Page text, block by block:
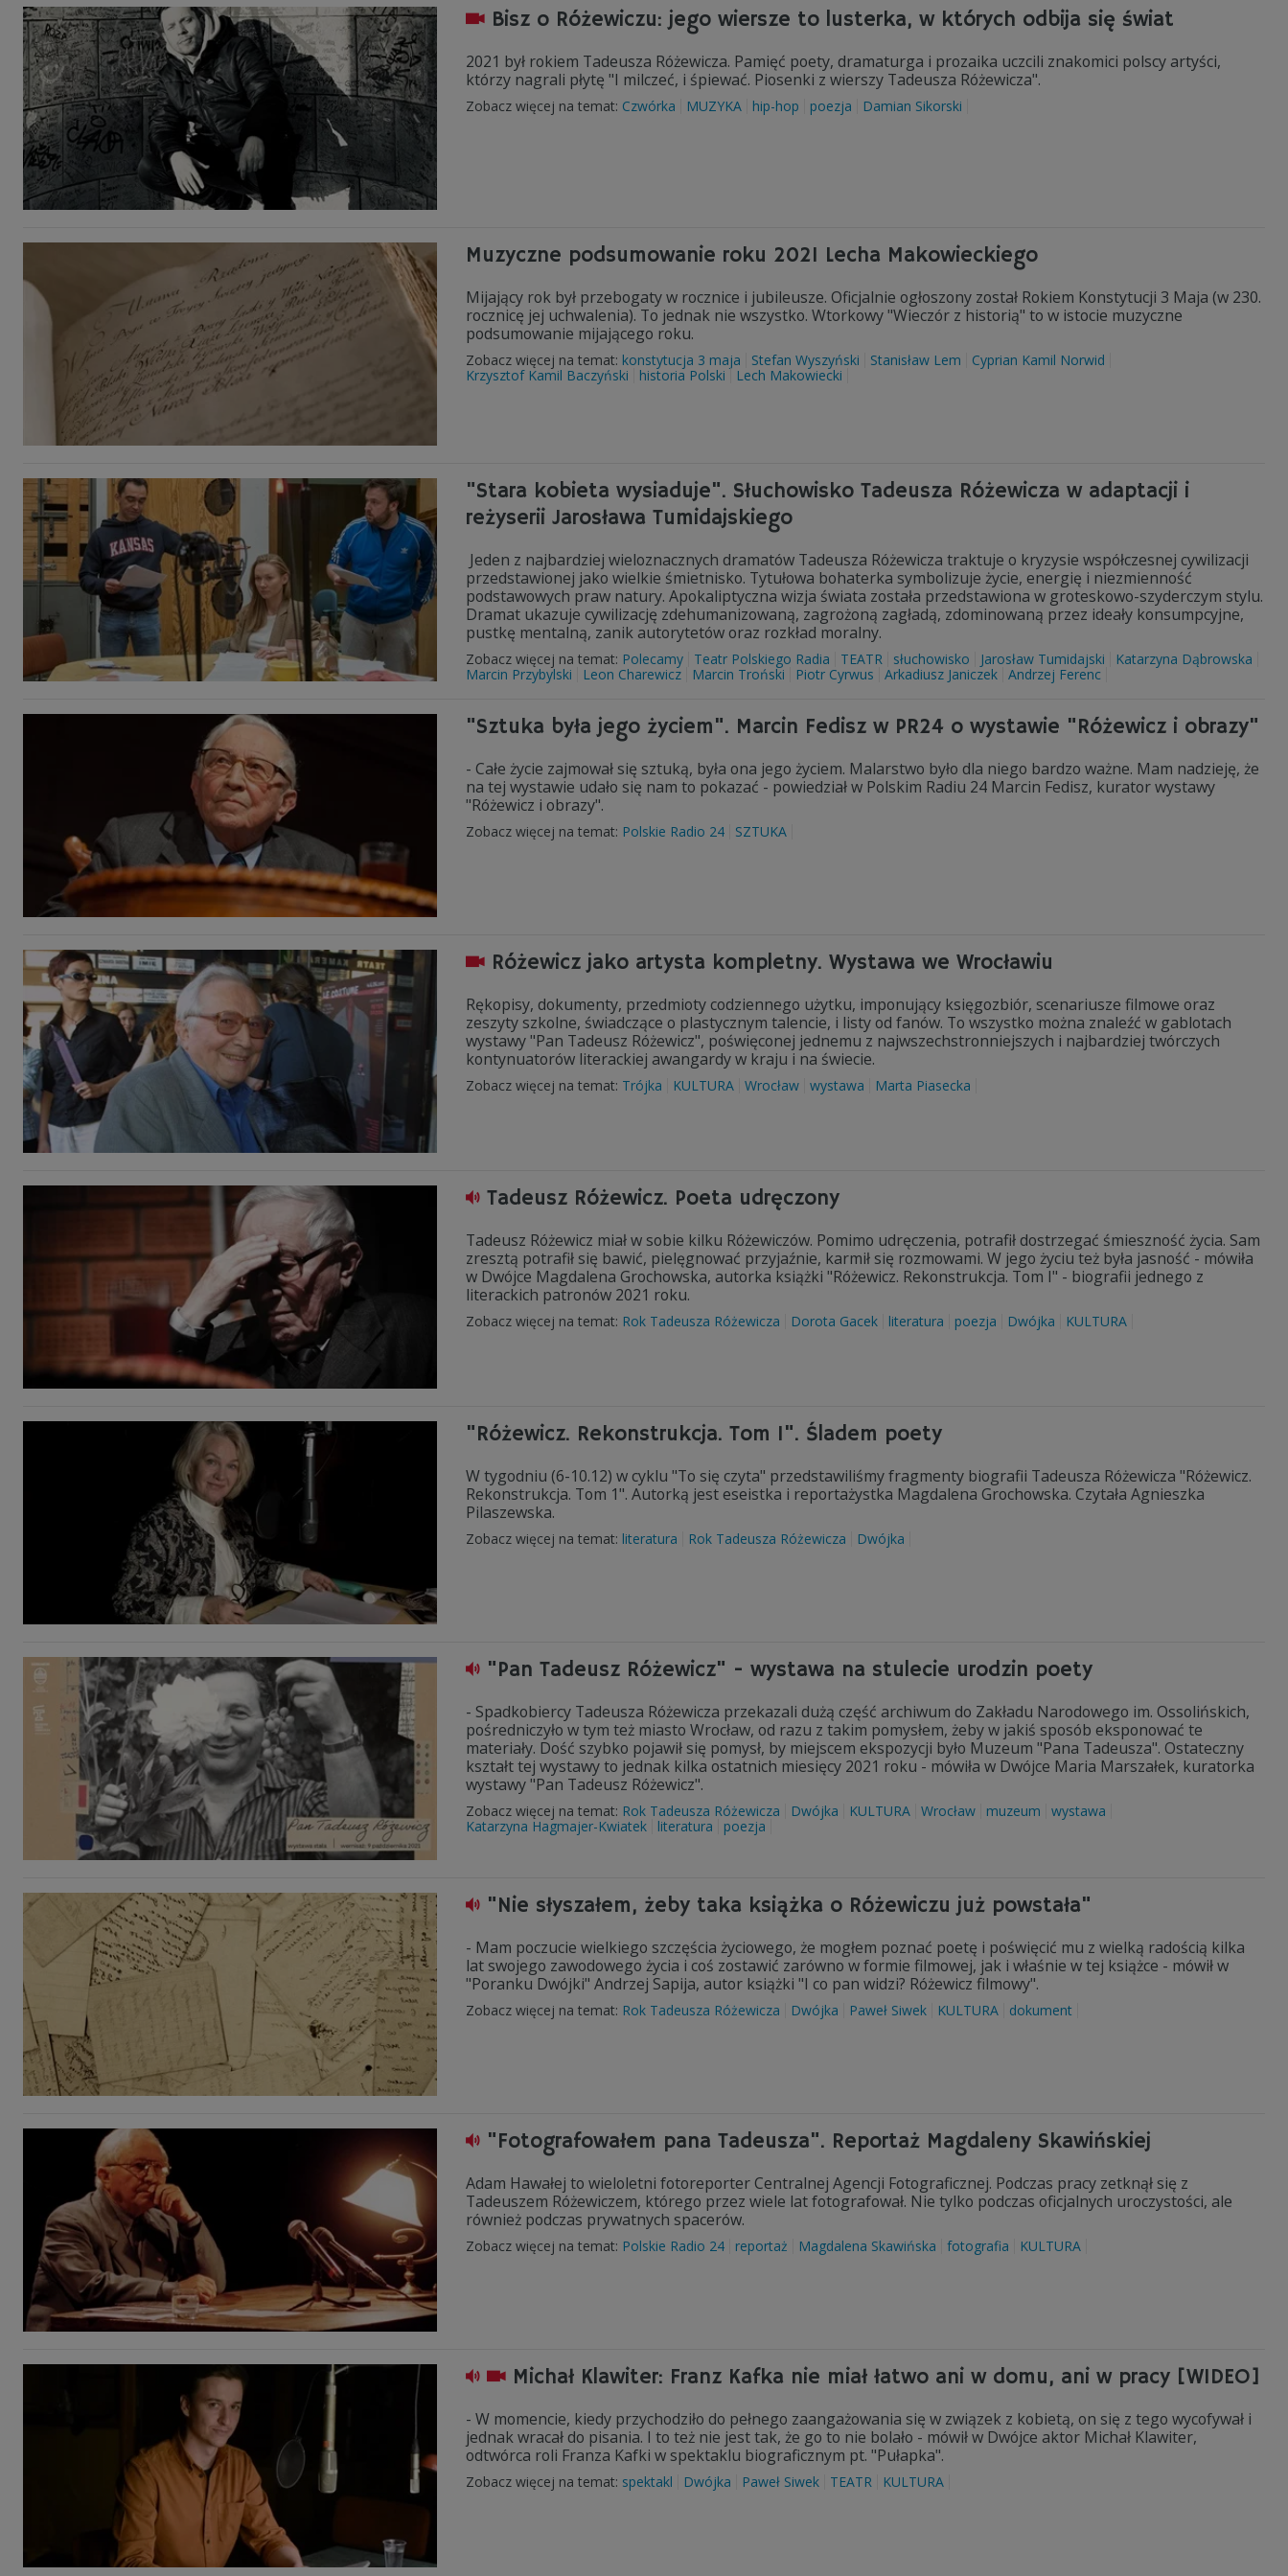
Bisz o Różewiczu: jego wiersze to lusterka, w których odbija się świat
2021 był rokiem Tadeusza Różewicza. Pamięć poety, dramaturga i prozaika uczcili znakomici polscy artyści,
którzy nagrali płytę "I milczeć, i śpiewać. Piosenki z wierszy Tadeusza Różewicza".
Zobacz więcej na temat: Czwórka MUZYKA hip-hop poezja Damian Sikorski
Muzyczne podsumowanie roku 2021 Lecha Makowieckiego
Mijający rok był przebogaty w rocznice i jubileusze. Oficjalnie ogłoszony został Rokiem Konstytucji 3 Maja (w 230.
rocznicę jej uchwalenia). To jednak nie wszystko. Wtorkowy "Wieczór z historią" to w istocie muzyczne
podsumowanie mijającego roku.
Zobacz więcej na temat: konstytucja 3 maja Stefan Wyszyński Stanisław Lem
Cyprian Kamil Norwid
Krzysztof Kamil Baczyński
historia Polski Lech Makowiecki
"Stara kobieta wysiaduje". Słuchowisko Tadeusza Różewicza w adaptacji i
reżyserii Jarosława Tumidajskiego
Jeden z najbardziej wieloznacznych dramatów Tadeusza Różewicza traktuje o kryzysie współczesnej cywilizacji
przedstawionej jako wielkie śmietnisko. Tytułowa bohaterka symbolizuje życie, energię i niezmienność
podstawowych praw natury. Apokaliptyczna wizja świata została przedstawiona w groteskowo-szyderczym stylu.
Dramat ukazuje cywilizację zdehumanizowaną, zagrożoną zagładą, zdominowaną przez ideały konsumpcyjne,
pustkę mentalną, zanik autorytetów oraz rozkład moralny.
Zobacz więcej na temat: Polecamy Teatr Polskiego Radia TEATR słuchowisko Jarosław Tumidajski
Katarzyna Dąbrowska
Marcin Przybylski
Leon Charewicz Marcin Troński Piotr Cyrwus Arkadiusz Janiczek Andrzej Ferenc
"Sztuka była jego życiem". Marcin Fedisz w PR24 o wystawie "Różewicz i obrazy"
- Całe życie zajmował się sztuką, była ona jego życiem. Malarstwo było dla niego bardzo ważne. Mam nadzieję, że
na tej wystawie udało się nam to pokazać - powiedział w Polskim Radiu 24 Marcin Fedisz, kurator wystawy
"Różewicz i obrazy".
Zobacz więcej na temat: Polskie Radio 24 SZTUKA
Różewicz jako artysta kompletny. Wystawa we Wrocławiu
Rękopisy, dokumenty, przedmioty codziennego użytku, imponujący księgozbiór, scenariusze filmowe oraz
zeszyty szkolne, świadczące o plastycznym talencie, i listy od fanów. To wszystko można znaleźć w gablotach
wystawy "Pan Tadeusz Różewicz", poświęconej jednemu z najwszechstronniejszych i najbardziej twórczych
kontynuatorów literackiej awangardy w kraju i na świecie.
Zobacz więcej na temat: Trójka KULTURA Wrocław wystawa Marta Piasecka
Tadeusz Różewicz. Poeta udręczony
Tadeusz Różewicz miał w sobie kilku Różewiczów. Pomimo udręczenia, potrafił dostrzegać śmieszność życia. Sam
zresztą potrafił się bawić, pielęgnować przyjaźnie, karmił się rozmowami. W jego życiu też była jasność - mówiła
w Dwójce Magdalena Grochowska, autorka książki "Różewicz. Rekonstrukcja. Tom I" - biografii jednego z
literackich patronów 2021 roku.
Zobacz więcej na temat: Rok Tadeusza Różewicza Dorota Gacek literatura poezja Dwójka KULTURA
"Różewicz. Rekonstrukcja. Tom 1". Śladem poety
W tygodniu (6-10.12) w cyklu "To się czyta" przedstawiliśmy fragmenty biografii Tadeusza Różewicza "Różewicz.
Rekonstrukcja. Tom 1". Autorką jest eseistka i reportażystka Magdalena Grochowska. Czytała Agnieszka
Pilaszewska.
Zobacz więcej na temat: literatura Rok Tadeusza Różewicza Dwójka
"Pan Tadeusz Różewicz" - wystawa na stulecie urodzin poety
- Spadkobiercy Tadeusza Różewicza przekazali dużą część archiwum do Zakładu Narodowego im. Ossolińskich,
pośredniczyło w tym też miasto Wrocław, od razu z takim pomysłem, żeby w jakiś sposób eksponować te
materiały. Dość szybko pojawił się pomysł, by miejscem ekspozycji było Muzeum "Pana Tadeusza". Ostateczny
kształt tej wystawy to jednak kilka ostatnich miesięcy 2021 roku - mówiła w Dwójce Maria Marszałek, kuratorka
wystawy "Pan Tadeusz Różewicz".
Zobacz więcej na temat: Rok Tadeusza Różewicza Dwójka KULTURA Wrocław muzeum
wystawa
Katarzyna Hagmajer-Kwiatek
literatura poezja
"Nie słyszałem, żeby taka książka o Różewiczu już powstała"
- Mam poczucie wielkiego szczęścia życiowego, że mogłem poznać poetę i poświęcić mu z wielką radością kilka
lat swojego zawodowego życia i coś zostawić zarówno w formie filmowej, jak i właśnie w tej książce - mówił w
"Poranku Dwójki" Andrzej Sapija, autor książki "I co pan widzi? Różewicz filmowy"​.
Zobacz więcej na temat: Rok Tadeusza Różewicza Dwójka Paweł Siwek KULTURA dokument
"Fotografowałem pana Tadeusza". Reportaż Magdaleny Skawińskiej
Adam Hawałej to wieloletni fotoreporter Centralnej Agencji Fotograficznej. Podczas pracy zetknął się z
Tadeuszem Różewiczem, którego przez wiele lat fotografował. Nie tylko podczas oficjalnych uroczystości, ale
również podczas prywatnych spacerów.
Zobacz więcej na temat: Polskie Radio 24 reportaż Magdalena Skawińska fotografia KULTURA
Michał Klawiter: Franz Kafka nie miał łatwo ani w domu, ani w pracy [WIDEO]
- W momencie, kiedy przychodziło do pełnego zaangażowania się w związek z kobietą, on się z tego wycofywał i
jednak wracał do pisania. I to też nie jest tak, że go to nie bolało - mówił w Dwójce aktor Michał Klawiter,
odtwórca roli Franza Kafki w spektaklu biograficznym pt. "Pułapka".
Zobacz więcej na temat: spektakl Dwójka Paweł Siwek TEATR KULTURA